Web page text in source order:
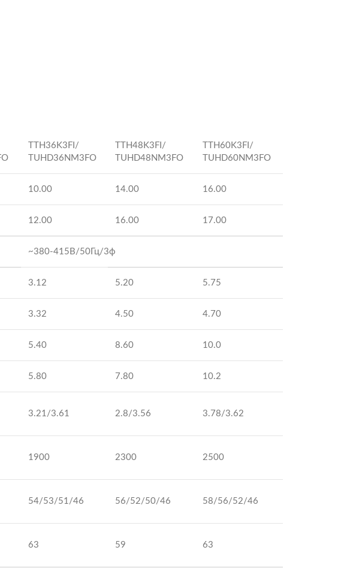
TTH36K3FI/
TUHD36NM3FO
TTH48K3FI/
TUHD48NM3FO
TTH60K3FI/
TUHD60NM3FO
10.00 14.00 16.00
12.00 16.00 17.00
~380-415В/50Гц/3ф
3.12 5.20 5.75
3.32 4.50 4.70
5.40 8.60 10.0
5.80 7.80 10.2
3.21/3.61 2.8/3.56 3.78/3.62
1900 2300 2500
54/53/51/46 56/52/50/46 58/56/52/46
63 59 63